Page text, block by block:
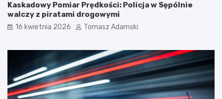
Kaskadowy Pomiar Prędkości: Policja w Sępólnie
walczy z piratami drogowymi
16 kwietnia 2026 Tomasz Adamski